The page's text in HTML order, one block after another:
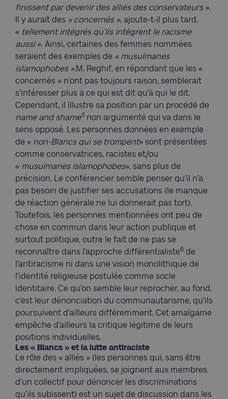
finissent par devenir des alliés des conservateurs».
Il y aurait des « concernés », ajoute-t-il plus tard,
« tellement intégrés qu’ils intègrent le racisme
aussi». Ainsi, certaines des femmes nommées
seraient des exemples de « musulmanes
islamophobes ».M. Reghif, en répondant que les «
concernés » n’ont pas toujours raison, semblerait
s’intéresser plus à ce qui est dit qu’à qui le dit.
Cependant, il illustre sa position par un procédé de
name and shame5 non argumenté qui va dans le
sens opposé. Les personnes données en exemple
de « non-Blancs qui se trompent» sont présentées
comme conservatrices, racistes et/ou
« musulmanes islamophobes», sans plus de
précision. Le conférencier semble penser qu’il n’a
pas besoin de justifier ses accusations (le manque
de réaction générale ne lui donnerait pas tort).
Toutefois, les personnes mentionnées ont peu de
chose en commun dans leur action publique et
surtout politique, outre le fait de ne pas se
reconnaître dans l’approche différentialiste6 de
l’antiracisme ni dans une vision monolithique de
l’identité religieuse postulée comme socle
identitaire. Ce qu’on semble leur reprocher, au fond,
c’est leur dénonciation du communautarisme, qu’ils
poursuivent d’ailleurs différemment. Cet amalgame
empêche d’ailleurs la critique légitime de leurs
positions individuelles.
Les « Blancs » et la lutte antiraciste
Le rôle des « alliés » (les personnes qui, sans être
directement impliquées, se joignent aux membres
d’un collectif pour dénoncer les discriminations
qu’ils subissent) est un sujet de discussion dans les